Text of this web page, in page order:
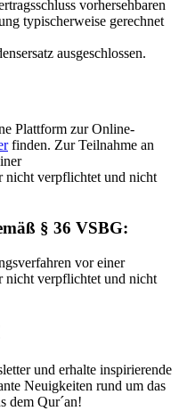
vorhersehbaren
typischerweise gerechnet
ausgeschlossen.
Plattform zur Online-
finden. Zur Teilnahme an
nicht verpflichtet und nicht
§ 36 VSBG:
vor einer
nicht verpflichtet und nicht
und erhalte inspirierende
Neuigkeiten rund um das
dem Qur´an!